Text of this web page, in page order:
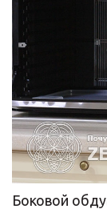
Боковой